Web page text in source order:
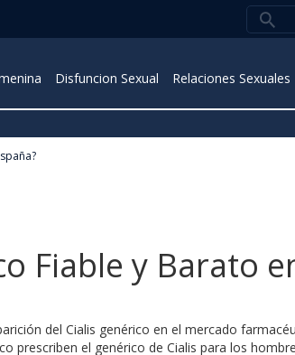
Disfuncion Sexual
Relaciones Sexuales
Fiable y Barato
del Cialis genérico en el mercado
prescriben el genérico de Cialis para los